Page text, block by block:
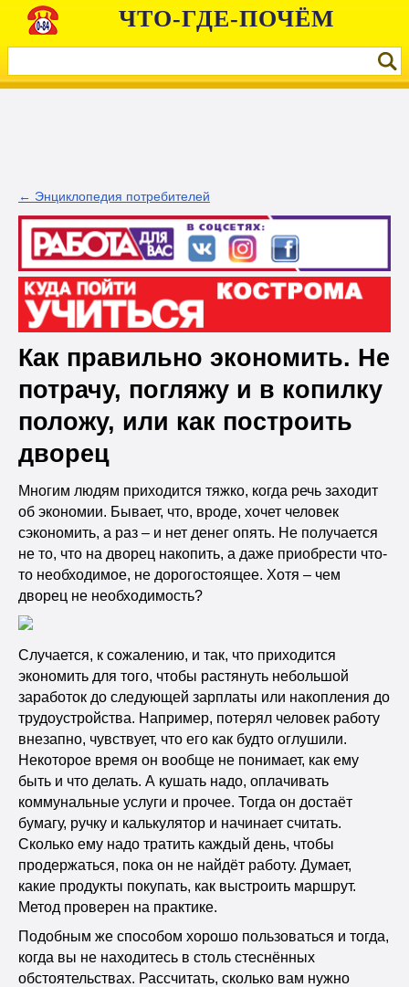
ЧТО-ГДЕ-ПОЧЁМ
← Энциклопедия потребителей
Как правильно экономить. ​Не
потрачу, погляжу и в копилку
положу, или как построить
дворец
Многим людям приходится тяжко, когда речь заходит
об экономии. Бывает, что, вроде, хочет человек
сэкономить, а раз – и нет денег опять. Не получается
не то, что на дворец накопить, а даже приобрести что-
то необходимое, не дорогостоящее. Хотя – чем
дворец не необходимость?
Случается, к сожалению, и так, что приходится
экономить для того, чтобы растянуть небольшой
заработок до следующей зарплаты или накопления до
трудоустройства. Например, потерял человек работу
внезапно, чувствует, что его как будто оглушили.
Некоторое время он вообще не понимает, как ему
быть и что делать. А кушать надо, оплачивать
коммунальные услуги и прочее. Тогда он достаёт
бумагу, ручку и калькулятор и начинает считать.
Сколько ему надо тратить каждый день, чтобы
продержаться, пока он не найдёт работу. Думает,
какие продукты покупать, как выстроить маршрут.
Метод проверен на практике.
Подобным же способом хорошо пользоваться и тогда,
когда вы не находитесь в столь стеснённых
обстоятельствах. Рассчитать, сколько вам нужно